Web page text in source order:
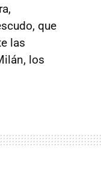
que
las
los